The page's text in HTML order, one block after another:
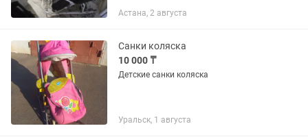
Астана, 2 августа
Санки коляска
10 000 ₸
Детские санки коляска
Уральск, 1 августа